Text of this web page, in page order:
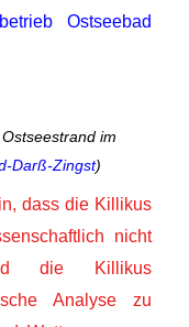
Ostseebad
im
Darß-Zingst)
dass die Killikus
nicht
die Killikus
Analyse zu